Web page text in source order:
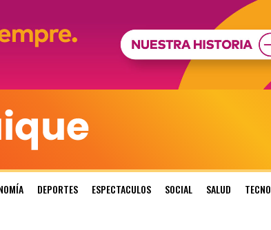
DEPORTES ESPECTACULOS SOCIAL SALUD TECNO